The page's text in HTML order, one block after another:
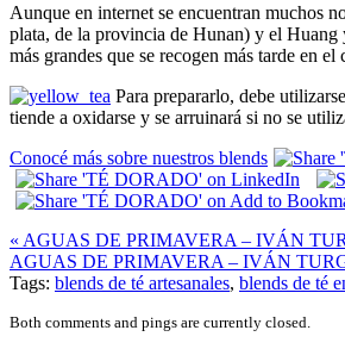
Aunque en internet se encuentran muchos
plata, de la provincia de Hunan) y el Huang
más grandes que se recogen más tarde en
Para prepararlo, debe
tiende a oxidarse y se arruinará si no se
Conocé más sobre nuestros blends
« AGUAS DE PRIMAVERA – IVÁN
AGUAS DE PRIMAVERA – IVÁN
Tags: blends de té artesanales, blends de té
Both comments and pings are currently closed.